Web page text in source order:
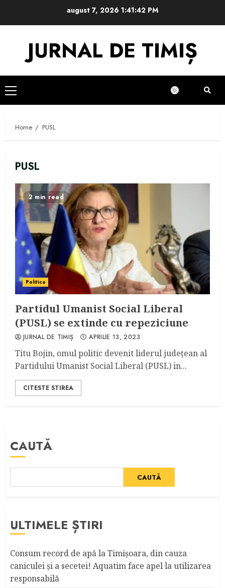
august 7, 2026 1:41:42 PM
JURNAL DE TIMIȘ
Primary
Menu
Home PUSL
PUSL
2 min read
Politica
Partidul Umanist Social Liberal
(PUSL) se extinde cu repeziciune
JURNAL DE TIMIȘ APRILIE 13, 2023
Titu Bojin, omul politic devenit liderul județean al
Partidului Umanist Social Liberal (PUSL) in...
CITESTE STIREA
CAUTĂ
CAUTĂ
ULTIMELE ȘTIRI
Consum record de apă la Timişoara, din cauza
caniculei şi a secetei! Aquatim face apel la utilizarea
responsabilă